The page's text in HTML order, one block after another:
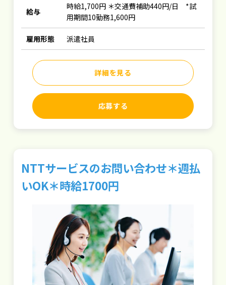
給与
時給1,700円 ＊交通費補助440円/日 *試
用期間10勤務1,600円
雇用形態 派遣社員
詳細を見る
応募する
NTTサービスのお問い合わせ＊週払
いOK＊時給1700円